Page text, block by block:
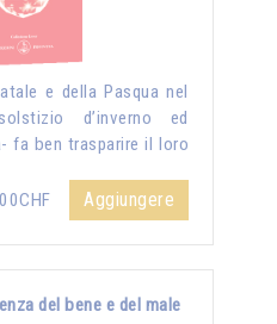
e della Pasqua nel
d’inverno ed
fa ben trasparire il loro
Aggiungere
del bene e del male